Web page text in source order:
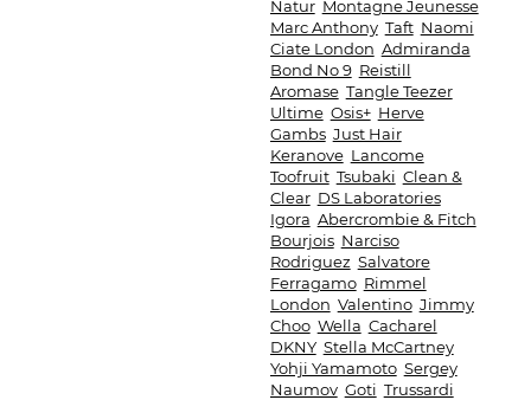
Natur Montagne Jeunesse
Marc Anthony Taft Naomi
Ciate London Admiranda
Bond No 9 Reistill
Aromase Tangle Teezer
Ultime Osis+ Herve
Gambs Just Hair
Keranove Lancome
Toofruit Tsubaki Clean &
Clear DS Laboratories
Igora Abercrombie & Fitch
Bourjois Narciso
Rodriguez Salvatore
Ferragamo Rimmel
London Valentino Jimmy
Choo Wella Cacharel
DKNY Stella McCartney
Yohji Yamamoto Sergey
Naumov Goti Trussardi